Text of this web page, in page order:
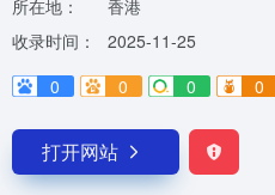
所在地：
香港
收录时间：
2025-11-25
0
0 0 0
打开网站